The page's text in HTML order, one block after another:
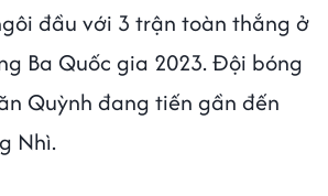
đầu với 3 trận toàn thắng ở
Ba Quốc gia 2023. Đội bóng
Quỳnh đang tiến gần đến
Nhì.